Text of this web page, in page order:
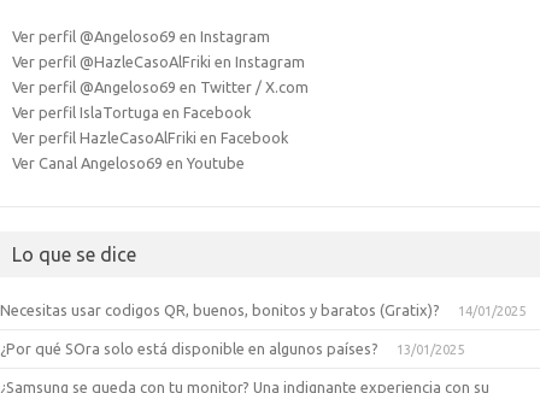
Ver perfil @Angeloso69 en Instagram
Ver perfil @HazleCasoAlFriki en Instagram
Ver perfil @Angeloso69 en Twitter / X.com
Ver perfil IslaTortuga en Facebook
Ver perfil HazleCasoAlFriki en Facebook
Ver Canal Angeloso69 en Youtube
Lo que se dice
Necesitas usar codigos QR, buenos, bonitos y baratos (Gratix)? 14/01/2025
¿Por qué SOra solo está disponible en algunos países? 13/01/2025
¿Samsung se queda con tu monitor? Una indignante experiencia con su